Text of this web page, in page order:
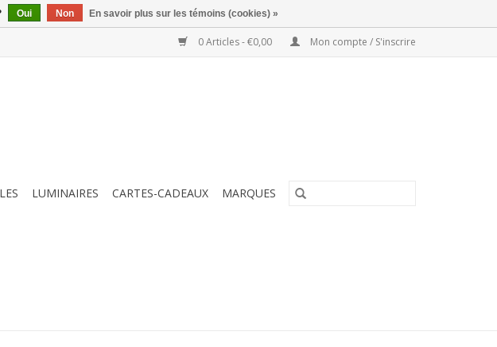
0 Articles - €0,00 Mon compte / S'inscrire
LUMINAIRES CARTES-CADEAUX MARQUES
Oui Non En savoir plus sur les témoins (cookies) »